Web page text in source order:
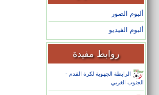
ألبوم الصور
ألبوم الفيديو
روابط مفيدة
الرابطة الجهوية لكرة القدم -
الجنوب الغربي